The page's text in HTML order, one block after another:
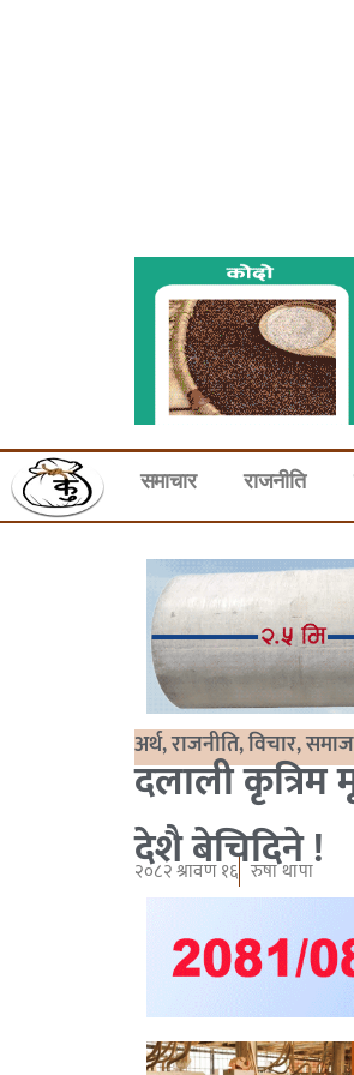
समाचार राजनीति
अर्थ,राजनीति,विचार,समाज
दलाली कृत्रिम
देशै बेचिदिने !
२०८२ श्रावण १६ रुषा थापा